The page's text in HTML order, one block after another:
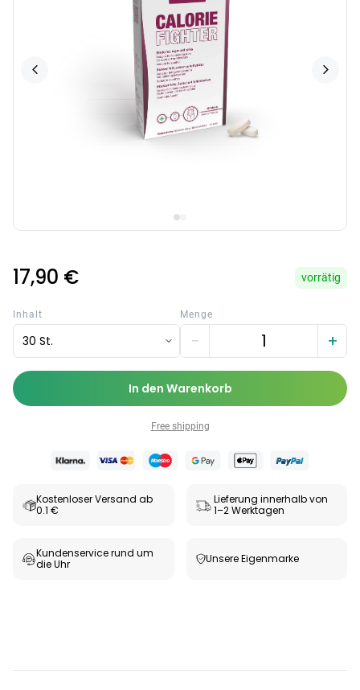
17,90 € vorrätig
Inhalt
30 St.
Menge
− +
In den Warenkorb
Free shipping
Kostenloser Versand ab
0.1 €
Lieferung innerhalb von
1–2 Werktagen
Kundenservice rund um
die Uhr
Unsere Eigenmarke